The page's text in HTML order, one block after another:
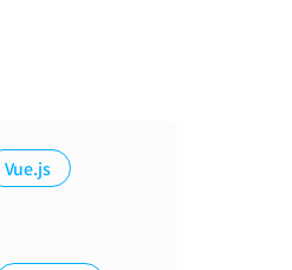
Vue.js